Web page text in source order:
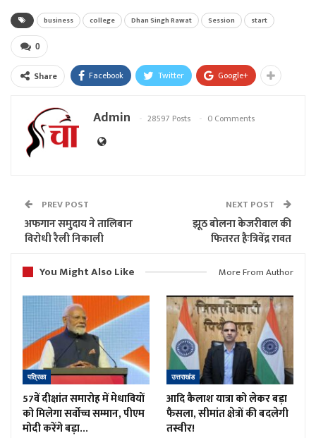
business college Dhan Singh Rawat Session start
0
Share Facebook Twitter Google+
Admin 28597 Posts 0 Comments
PREV POST
अफगान समुदाय ने तालिबान
विरोधी रैली निकाली
NEXT POST
झूठ बोलना केजरीवाल की
फितरत हैःत्रिवेंद्र रावत
You Might Also Like
More From Author
पत्रिका
57वें दीक्षांत समारोह में मेधावियों
को मिलेगा सर्वोच्च सम्मान, पीएम
मोदी करेंगे बड़ा…
उत्तराखंड
आदि कैलाश यात्रा को लेकर बड़ा
फैसला, सीमांत क्षेत्रों की बदलेगी
तस्वीर!